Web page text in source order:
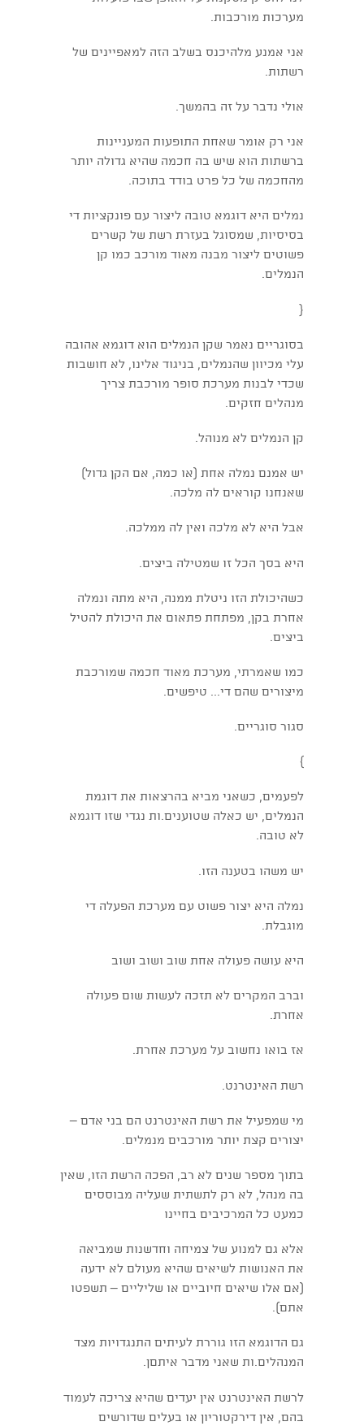
מערכות מורכבות.
אני אמנע מלהיכנס בשלב הזה למאפיינים של
רשתות.
אולי נדבר על זה בהמשך.
אני רק אומר שאחת התופעות המעניינות
ברשתות הוא שיש בה חכמה שהיא גדולה יותר
מהחכמה של כל פרט בודד בתוכה.
נמלים היא דוגמא טובה ליצור עם פונקציות די
בסיסיות, שמסוגל בעזרת רשת של קשרים
פשוטים ליצור מבנה מאוד מורכב כמו קן
הנמלים.
{
בסוגריים נאמר שקן הנמלים הוא דוגמא אהובה
עלי מכיוון שהנמלים, בניגוד אלינו, לא חושבות
שכדי לבנות מערכת סופר מורכבת צריך
מנהלים חזקים.
קן הנמלים לא מנוהל.
יש אמנם נמלה אחת (או כמה, אם הקן גדול)
שאנחנו קוראים לה מלכה.
אבל היא לא מלכה ואין לה ממלכה.
היא בסך הכל זו שמטילה ביצים.
כשהיכולת הזו ניטלת ממנה, היא מתה ונמלה
אחרת בקן, מפתחת פתאום את היכולת להטיל
ביצים.
כמו שאמרתי, מערכת מאוד חכמה שמורכבת
מיצורים שהם די... טיפשים.
סגור סוגריים.
}
לפעמים, כשאני מביא בהרצאות את דוגמת
הנמלים, יש כאלה שטוענים.ות נגדי שזו דוגמא
לא טובה.
יש משהו בטענה הזו.
נמלה היא יצור פשוט עם מערכת הפעלה די
מוגבלת.
היא עושה פעולה אחת שוב ושוב ושוב
וברב המקרים לא תזכה לעשות שום פעולה
אחרת.
אז בואו נחשוב על מערכת אחרת.
רשת האינטרנט.
מי שמפעיל את רשת האינטרנט הם בני אדם –
יצורים קצת יותר מורכבים מנמלים.
בתוך מספר שנים לא רב, הפכה הרשת הזו, שאין
בה מנהל, לא רק לתשתית שעליה מבוססים
כמעט כל המרכיבים בחיינו
אלא גם למנוע של צמיחה וחדשנות שמביאה
את האנושות לשיאים שהיא מעולם לא ידעה
(אם אלו שיאים חיוביים או שליליים – תשפטו
אתם).
גם הדוגמא הזו גוררת לעיתים התנגדויות מצד
המנהלים.ות שאני מדבר איתםן.
לרשת האינטרנט אין יעדים שהיא צריכה לעמוד
בהם, אין דירקטוריון או בעלים שדורשים